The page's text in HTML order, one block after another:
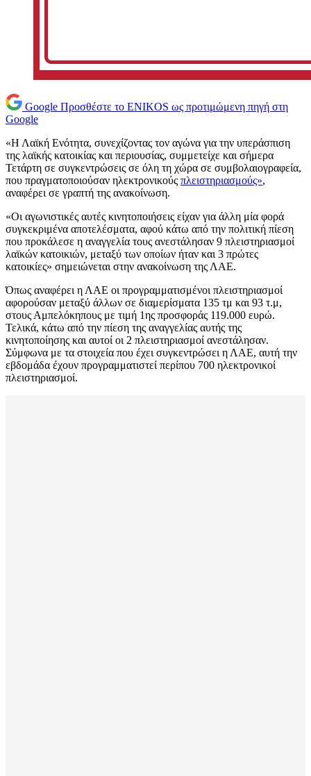
Google Προσθέστε το ENIKOS ως προτιμώμενη πηγή στη
Google
«Η Λαϊκή Ενότητα, συνεχίζοντας τον αγώνα για την υπεράσπιση
της λαϊκής κατοικίας και περιουσίας, συμμετείχε και σήμερα
Τετάρτη σε συγκεντρώσεις σε όλη τη χώρα σε συμβολαιογραφεία,
που πραγματοποιούσαν ηλεκτρονικούς πλειστηριασμούς»,
αναφέρει σε γραπτή της ανακοίνωση.
«Οι αγωνιστικές αυτές κινητοποιήσεις είχαν για άλλη μία φορά
συγκεκριμένα αποτελέσματα, αφού κάτω από την πολιτική πίεση
που προκάλεσε η αναγγελία τους ανεστάλησαν 9 πλειστηριασμοί
λαϊκών κατοικιών, μεταξύ των οποίων ήταν και 3 πρώτες
κατοικίες» σημειώνεται στην ανακοίνωση της ΛΑΕ.
Όπως αναφέρει η ΛΑΕ οι προγραμματισμένοι πλειστηριασμοί
αφορούσαν μεταξύ άλλων σε διαμερίσματα 135 τμ και 93 τ.μ,
στους Αμπελόκηπους με τιμή 1ης προσφοράς 119.000 ευρώ.
Τελικά, κάτω από την πίεση της αναγγελίας αυτής της
κινητοποίησης και αυτοί οι 2 πλειστηριασμοί ανεστάλησαν.
Σύμφωνα με τα στοιχεία που έχει συγκεντρώσει η ΛΑΕ, αυτή την
εβδομάδα έχουν προγραμματιστεί περίπου 700 ηλεκτρονικοί
πλειστηριασμοί.